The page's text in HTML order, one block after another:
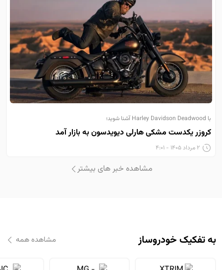
با Harley Davidson Deadwood آشنا شوید؛
کروزر یکدست مشکی هارلی دیویدسون به بازار آمد
۲ مرداد ۱۴۰۵ - ۴:۰۱
مشاهده خبر های بیشتر
به تفکیک خودروساز مشاهده همه